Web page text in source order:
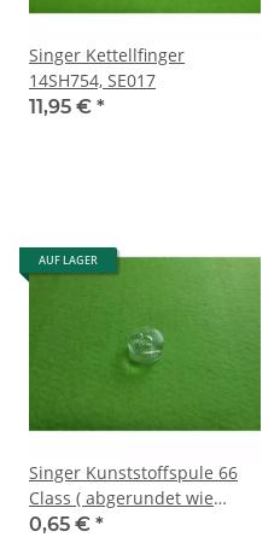
Singer Kettellfinger
14SH754, SE017
11,95 € *
AUF LAGER
Singer Kunststoffspule 66
Class ( abgerundet wie
Spule 401)
0,65 € *